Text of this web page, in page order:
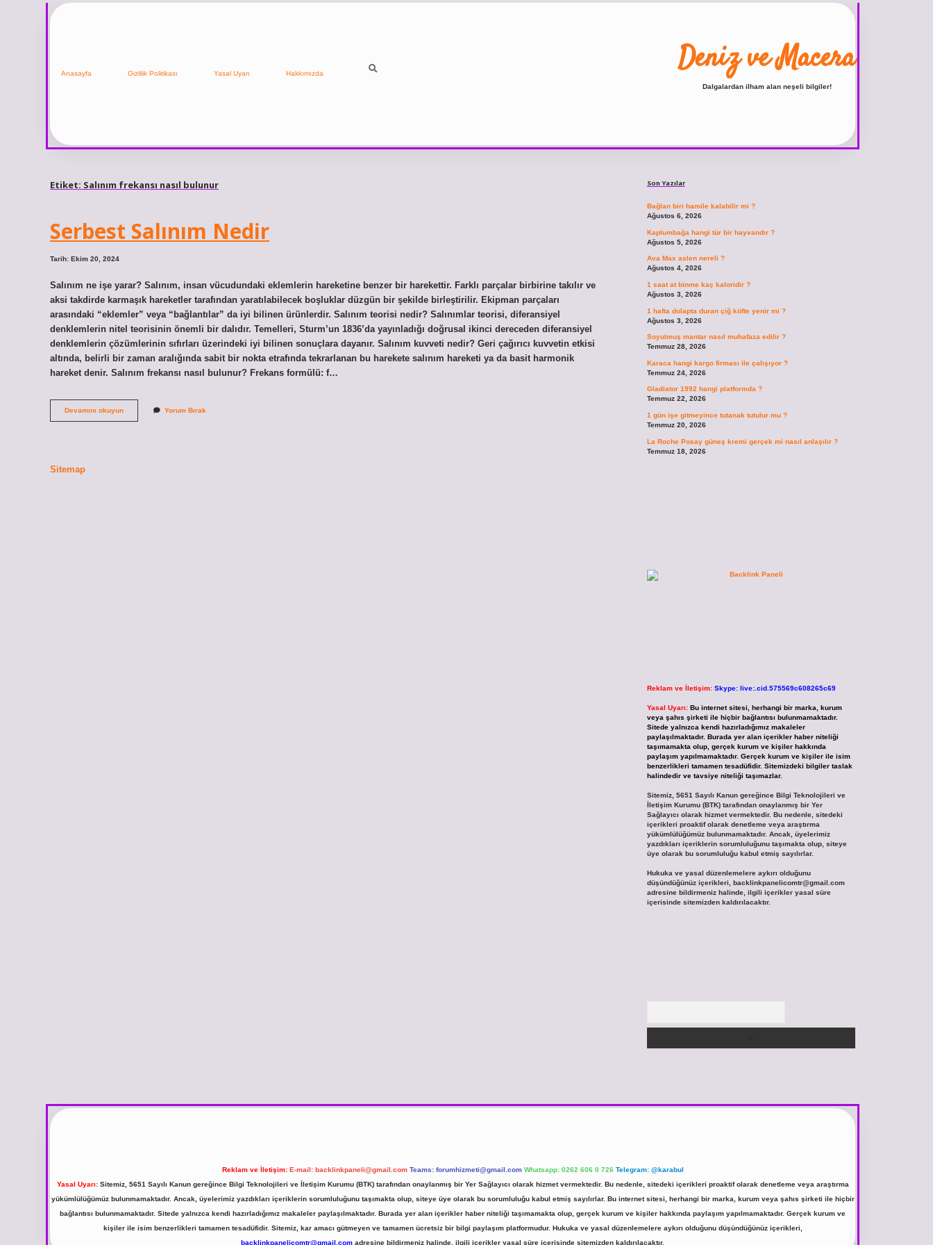
Anasayfa Gizlilik Politikası Yasal Uyarı Hakkımızda Deniz ve Macera
Dalgalardan ilham alan neşeli bilgiler!
Etiket: Salınım frekansı nasıl bulunur
Serbest Salınım Nedir
Tarih: Ekim 20, 2024
Salınım ne işe yarar? Salınım, insan vücudundaki eklemlerin hareketine benzer bir harekettir. Farklı parçalar birbirine takılır ve
aksi takdirde karmaşık hareketler tarafından yaratılabilecek boşluklar düzgün bir şekilde birleştirilir. Ekipman parçaları
arasındaki “eklemler” veya “bağlantılar” da iyi bilinen ürünlerdir. Salınım teorisi nedir? Salınımlar teorisi, diferansiyel
denklemlerin nitel teorisinin önemli bir dalıdır. Temelleri, Sturm’un 1836’da yayınladığı doğrusal ikinci dereceden diferansiyel
denklemlerin çözümlerinin sıfırları üzerindeki iyi bilinen sonuçlara dayanır. Salınım kuvveti nedir? Geri çağırıcı kuvvetin etkisi
altında, belirli bir zaman aralığında sabit bir nokta etrafında tekrarlanan bu harekete salınım hareketi ya da basit harmonik
hareket denir. Salınım frekansı nasıl bulunur? Frekans formülü: f…
Devamını okuyunSerbest
Salınım
Yorum Bırak
Sitemap
Son Yazılar
Bağlan biri hamile kalabilir mi ?
Ağustos 6, 2026
Kaplumbağa hangi tür bir hayvandır ?
Ağustos 5, 2026
Ava Max aslen nereli ?
Ağustos 4, 2026
1 saat at binme kaç kaloridir ?
Ağustos 3, 2026
1 hafta dolapta duran çiğ köfte yenir mi ?
Ağustos 3, 2026
Soyulmuş mantar nasıl muhafaza edilir ?
Temmuz 28, 2026
Karaca hangi kargo firması ile çalışıyor ?
Temmuz 24, 2026
Gladiator 1992 hangi platformda ?
Temmuz 22, 2026
1 gün işe gitmeyince tutanak tutulur mu ?
Temmuz 20, 2026
La Roche Posay güneş kremi gerçek mi nasıl anlaşılır ?
Temmuz 18, 2026
Reklam ve İletişim: Skype: live:.cid.575569c608265c69
Yasal Uyarı: Bu internet sitesi, herhangi bir marka, kurum
veya şahıs şirketi ile hiçbir bağlantısı bulunmamaktadır.
Sitede yalnızca kendi hazırladığımız makaleler
paylaşılmaktadır. Burada yer alan içerikler haber niteliği
taşımamakta olup, gerçek kurum ve kişiler hakkında
paylaşım yapılmamaktadır. Gerçek kurum ve kişiler ile isim
benzerlikleri tamamen tesadüfidir. Sitemizdeki bilgiler taslak
halindedir ve tavsiye niteliği taşımazlar.
Sitemiz, 5651 Sayılı Kanun gereğince Bilgi Teknolojileri ve
İletişim Kurumu (BTK) tarafından onaylanmış bir Yer
Sağlayıcı olarak hizmet vermektedir. Bu nedenle, sitedeki
içerikleri proaktif olarak denetleme veya araştırma
yükümlülüğümüz bulunmamaktadır. Ancak, üyelerimiz
yazdıkları içeriklerin sorumluluğunu taşımakta olup, siteye
üye olarak bu sorumluluğu kabul etmiş sayılırlar.
Hukuka ve yasal düzenlemelere aykırı olduğunu
düşündüğünüz içerikleri, backlinkpanelicomtr@gmail.com
adresine bildirmeniz halinde, ilgili içerikler yasal süre
içerisinde sitemizden kaldırılacaktır.
ilbetvdcasino giriş sitesivdcasino güncel girişhttps://www.betexper.xyz/
Reklam ve İletişim: E-mail: backlinkpaneli@gmail.com Teams: forumhizmeti@gmail.com Whatsapp: 0262 606 0 726 Telegram: @karabul
Yasal Uyarı:Sitemiz, 5651 Sayılı Kanun gereğince Bilgi Teknolojileri ve İletişim Kurumu (BTK) tarafından onaylanmış bir Yer Sağlayıcı olarak hizmet vermektedir. Bu nedenle, sitedeki içerikleri proaktif olarak denetleme veya araştırma
yükümlülüğümüz bulunmamaktadır. Ancak, üyelerimiz yazdıkları içeriklerin sorumluluğunu taşımakta olup, siteye üye olarak bu sorumluluğu kabul etmiş sayılırlar. Bu internet sitesi, herhangi bir marka, kurum veya şahıs şirketi ile hiçbir
bağlantısı bulunmamaktadır. Sitede yalnızca kendi hazırladığımız makaleler paylaşılmaktadır. Burada yer alan içerikler haber niteliği taşımamakta olup, gerçek kurum ve kişiler hakkında paylaşım yapılmamaktadır. Gerçek kurum ve
kişiler ile isim benzerlikleri tamamen tesadüfidir. Sitemiz, kar amacı gütmeyen ve tamamen ücretsiz bir bilgi paylaşım platformudur. Hukuka ve yasal düzenlemelere aykırı olduğunu düşündüğünüz içerikleri,
backlinkpanelicomtr@gmail.com adresine bildirmeniz halinde, ilgili içerikler yasal süre içerisinde sitemizden kaldırılacaktır.